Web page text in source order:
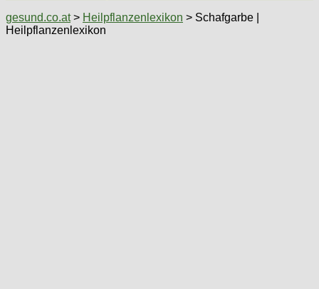
gesund.co.at> Heilpflanzenlexikon > Schafgarbe |
Heilpflanzenlexikon